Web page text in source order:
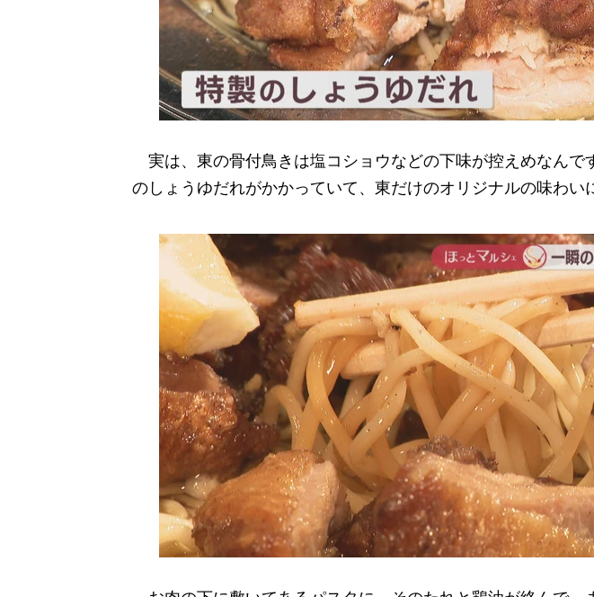
実は、東の骨付鳥きは塩コショウなどの下味が控えめなんで
のしょうゆだれがかかっていて、東だけのオリジナルの味わい